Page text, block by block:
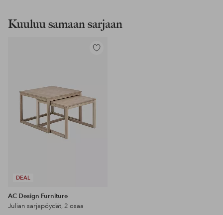
Kuuluu samaan sarjaan
DEAL
Lisää
AC Design Furniture
Julian sarjapöydät, 2 osaa